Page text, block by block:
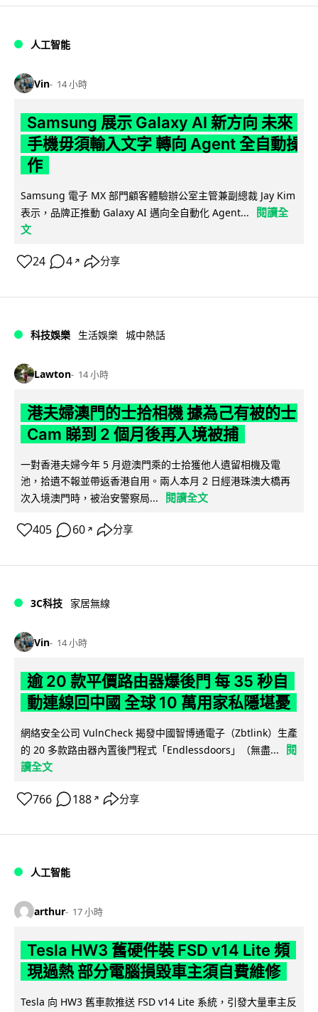
人工智能
Vin 14 小時
Samsung 展示 Galaxy AI 新方向 未來
手機毋須輸入文字 轉向 Agent 全自動操
作
Samsung 電子 MX 部門顧客體驗辦公室主管兼副總裁 Jay Kim
表示，品牌正推動 Galaxy AI 邁向全自動化 Agent...
閱讀全
文
24 4 ↗ 分享
科技娛樂 生活娛樂 城中熱話
Lawton 14 小時
港夫婦澳門的士拾相機 據為己有被的士
Cam 睇到 2 個月後再入境被捕
一對香港夫婦今年 5 月遊澳門乘的士拾獲他人遺留相機及電
池，拾遺不報並帶返香港自用。兩人本月 2 日經港珠澳大橋再
次入境澳門時，被治安警察局...
閱讀全文
405 60 ↗ 分享
3C科技 家居無線
Vin 14 小時
逾 20 款平價路由器爆後門 每 35 秒自
動連線回中國 全球 10 萬用家私隱堪憂
網絡安全公司 VulnCheck 揭發中國智博通電子（Zbtlink）生產
的 20 多款路由器內置後門程式「Endlessdoors」（無盡...
閱
讀全文
766 188 ↗ 分享
人工智能
arthur 17 小時
Tesla HW3 舊硬件裝 FSD v14 Lite 頻
現過熱 部分電腦損毀車主須自費維修
Tesla 向 HW3 舊車款推送 FSD v14 Lite 系統，引發大量車主反